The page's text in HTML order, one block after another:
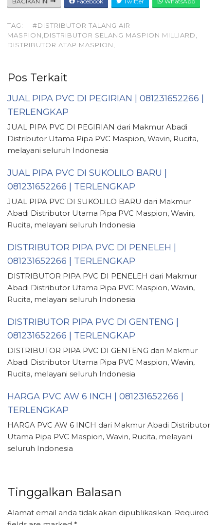
TAG:
#DISTRIBUTOR TALANG AIR
MASPION,DISTRIBUTOR SELANG MASPION MILLIARD,
DISTRIBUTOR ATAP MASPION,
Pos Terkait
JUAL PIPA PVC DI PEGIRIAN | 081231652266 |
TERLENGKAP
JUAL PIPA PVC DI PEGIRIAN dari Makmur Abadi
Distributor Utama Pipa PVC Maspion, Wavin, Rucita,
melayani seluruh Indonesia
JUAL PIPA PVC DI SUKOLILO BARU |
081231652266 | TERLENGKAP
JUAL PIPA PVC DI SUKOLILO BARU dari Makmur
Abadi Distributor Utama Pipa PVC Maspion, Wavin,
Rucita, melayani seluruh Indonesia
DISTRIBUTOR PIPA PVC DI PENELEH |
081231652266 | TERLENGKAP
DISTRIBUTOR PIPA PVC DI PENELEH dari Makmur
Abadi Distributor Utama Pipa PVC Maspion, Wavin,
Rucita, melayani seluruh Indonesia
DISTRIBUTOR PIPA PVC DI GENTENG |
081231652266 | TERLENGKAP
DISTRIBUTOR PIPA PVC DI GENTENG dari Makmur
Abadi Distributor Utama Pipa PVC Maspion, Wavin,
Rucita, melayani seluruh Indonesia
HARGA PVC AW 6 INCH | 081231652266 |
TERLENGKAP
HARGA PVC AW 6 INCH dari Makmur Abadi Distributor
Utama Pipa PVC Maspion, Wavin, Rucita, melayani
seluruh Indonesia
Tinggalkan Balasan
Alamat email anda tidak akan dipublikasikan. Required